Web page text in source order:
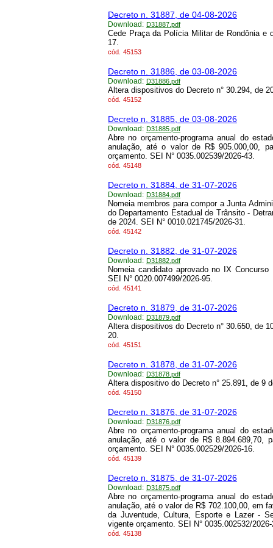
Decreto n. 31887, de 04-08-2026
Download: D31887.pdf
Cede Praça da Polícia Militar de Rondônia e
17.
cód. 45153
Decreto n. 31886, de 03-08-2026
Download: D31886.pdf
Altera dispositivos do Decreto n° 30.294, de
cód. 45152
Decreto n. 31885, de 03-08-2026
Download: D31885.pdf
Abre no orçamento-programa anual do
anulação, até o valor de R$ 905.000,00,
orçamento. SEI N° 0035.002539/2026-43.
cód. 45148
Decreto n. 31884, de 31-07-2026
Download: D31884.pdf
Nomeia membros para compor a Junta
do Departamento Estadual de Trânsito -
de 2024. SEI N° 0010.021745/2026-31.
cód. 45142
Decreto n. 31882, de 31-07-2026
Download: D31882.pdf
Nomeia candidato aprovado no IX
SEI N° 0020.007499/2026-95.
cód. 45141
Decreto n. 31879, de 31-07-2026
Download: D31879.pdf
Altera dispositivos do Decreto n° 30.650, de
20.
cód. 45151
Decreto n. 31878, de 31-07-2026
Download: D31878.pdf
Altera dispositivo do Decreto n° 25.891, de 9
cód. 45150
Decreto n. 31876, de 31-07-2026
Download: D31876.pdf
Abre no orçamento-programa anual do
anulação, até o valor de R$ 8.894.689,70,
orçamento. SEI N° 0035.002529/2026-16.
cód. 45139
Decreto n. 31875, de 31-07-2026
Download: D31875.pdf
Abre no orçamento-programa anual do
anulação, até o valor de R$ 702.100,00, em
da Juventude, Cultura, Esporte e Lazer -
vigente orçamento. SEI N° 0035.002532/
cód. 45138